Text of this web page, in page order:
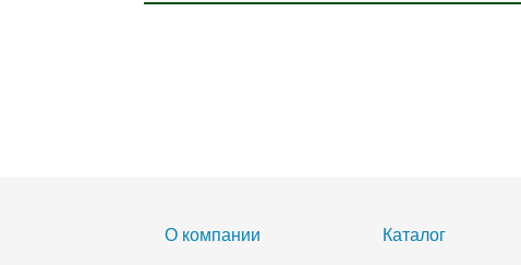
О компании Каталог